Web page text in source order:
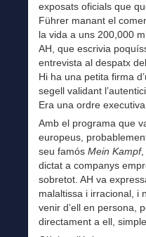
exposats oficials que
Führer manant el
la vida a uns 200,000
AH, que escrivia
entrevista al despatx
Hi ha una petita firma
segell validant
Era una ordre
Amb el programa que
europeus,
seu famós Mein Kampf,
dictat a companys
sobretot. AH va
malaltissa i irracional, i
venir d’ell en persona,
directament a ell,